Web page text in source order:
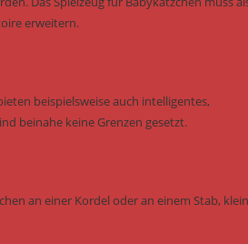
erweitern.
beispielsweise auch intelligentes,
beinahe keine Grenzen gesetzt.
an einer Kordel oder an einem Stab,